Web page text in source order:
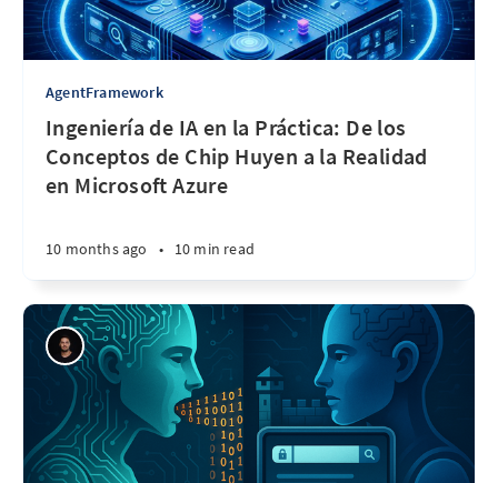
AgentFramework
Ingeniería de IA en la Práctica: De los
Conceptos de Chip Huyen a la Realidad
en Microsoft Azure
10 months ago • 10 min read